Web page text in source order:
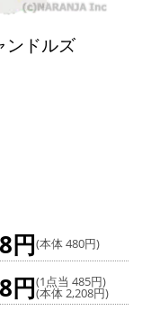
ンドルズ
円(本体 480円)
円(1点当 485円)
(本体 2,208円)